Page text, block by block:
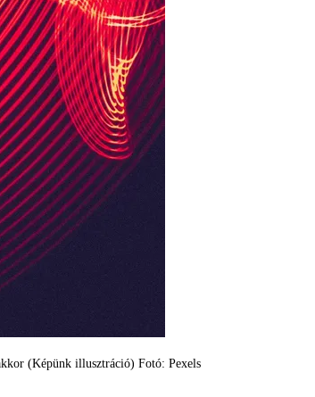
(Képünk illusztráció) Fotó: Pexels